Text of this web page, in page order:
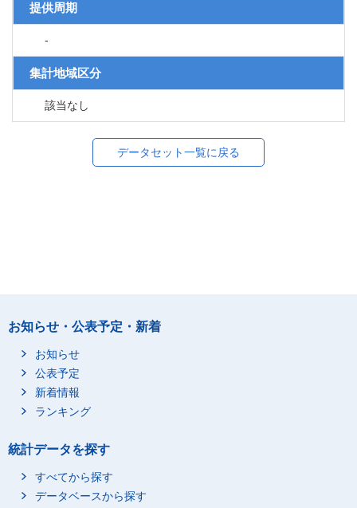
提供周期
-
集計地域区分
該当なし
データセット一覧に戻る
お知らせ・公表予定・新着
お知らせ
公表予定
新着情報
ランキング
統計データを探す
すべてから探す
データベースから探す